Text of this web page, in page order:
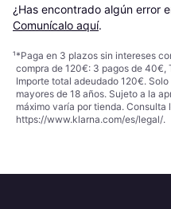
¿Has encontrado algún error
Comunícalo aquí.
¹*Paga en 3 plazos sin intereses
compra de 120€: 3 pagos de 40€,
Importe total adeudado 120€.
mayores de 18 años. Sujeto a la
máximo varía por tienda.
https://www.klarna.com/es/legal/.